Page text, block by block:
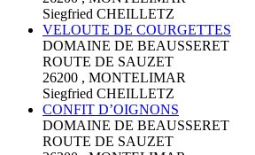
Siegfried CHEILLETZ
VELOUTE DE COURGETTES
DOMAINE DE BEAUSSERET
ROUTE DE SAUZET
26200 , MONTELIMAR
Siegfried CHEILLETZ
CONFIT D’OIGNONS
DOMAINE DE BEAUSSERET
ROUTE DE SAUZET